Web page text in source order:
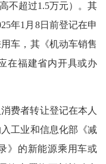
不超过1.5万元）。其
年1月8日前登记在申
车，其《机动车销售
在福建省内开具或办
费者转让登记在本人
工业和信息化部《减
》的新能源乘用车或